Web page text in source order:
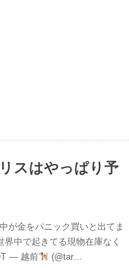
スはやっぱり予
が金をパニック買いと出てま
中で起きてる現物在庫なく
— 越前
(@tar…